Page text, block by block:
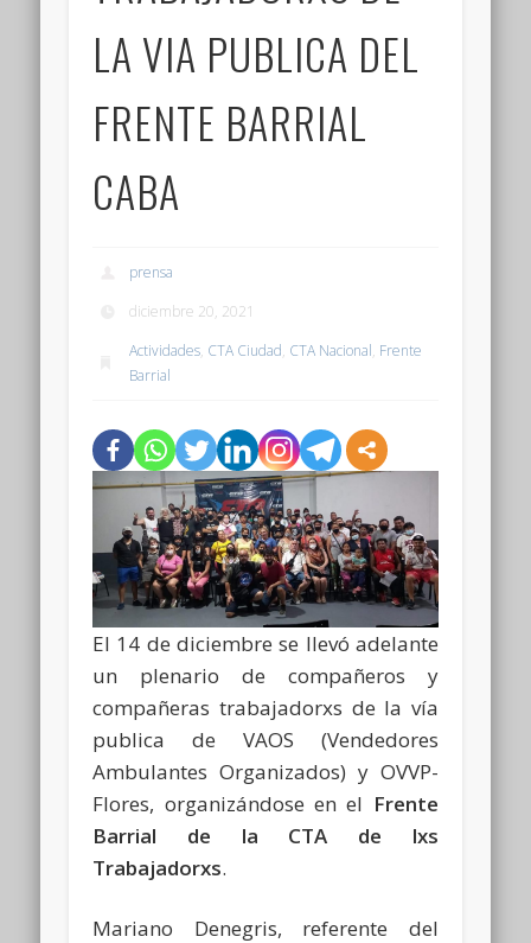
LA VIA PUBLICA DEL
FRENTE BARRIAL
CABA
prensa
diciembre 20, 2021
Actividades, CTA Ciudad, CTA Nacional, Frente
Barrial
El 14 de diciembre se llevó adelante
un plenario de compañeros y
compañeras trabajadorxs de la vía
publica de VAOS (Vendedores
Ambulantes Organizados) y OVVP-
Flores, organizándose en el Frente
Barrial de la CTA de lxs
Trabajadorxs.
Mariano Denegris, referente del